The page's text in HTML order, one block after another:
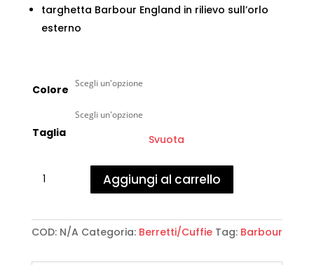
targhetta Barbour England in rilievo sull’orlo
esterno
Colore
Taglia
Svuota
Beanie
Aggiungi al carrello
COD: N/A Categoria: Berretti/Cuffie Tag: Barbour